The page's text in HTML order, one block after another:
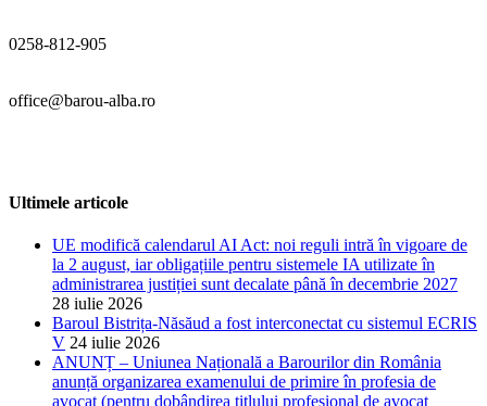
0258-812-905
office@barou-alba.ro
Ultimele articole
UE modifică calendarul AI Act: noi reguli intră în vigoare de
la 2 august, iar obligațiile pentru sistemele IA utilizate în
administrarea justiției sunt decalate până în decembrie 2027
28 iulie 2026
Baroul Bistrița-Năsăud a fost interconectat cu sistemul ECRIS
V 24 iulie 2026
ANUNȚ – Uniunea Națională a Barourilor din România
anunță organizarea examenului de primire în profesia de
avocat (pentru dobândirea titlului profesional de avocat